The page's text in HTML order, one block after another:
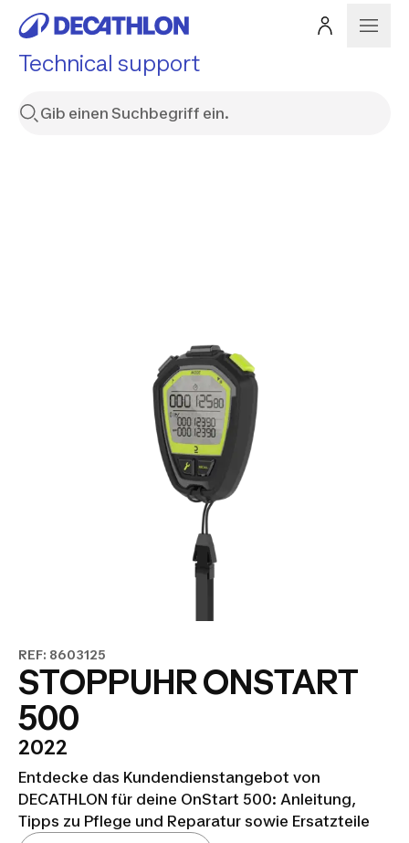
Technical support
REF: 8603125
STOPPUHR ONSTART
500
2022
Entdecke das Kundendienstangebot von
DECATHLON für deine OnStart 500: Anleitung,
Tipps zu Pflege und Reparatur sowie Ersatzteile